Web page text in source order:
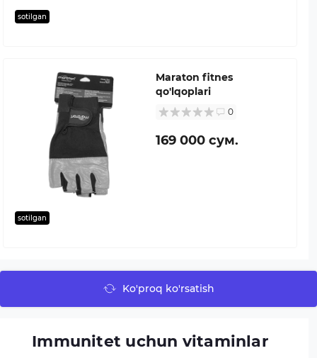
sotilgan
sotilgan
Maraton fitnes
qo'lqoplari
0
169 000 сум.
Ko'proq ko'rsatish
Immunitet uchun vitaminlar